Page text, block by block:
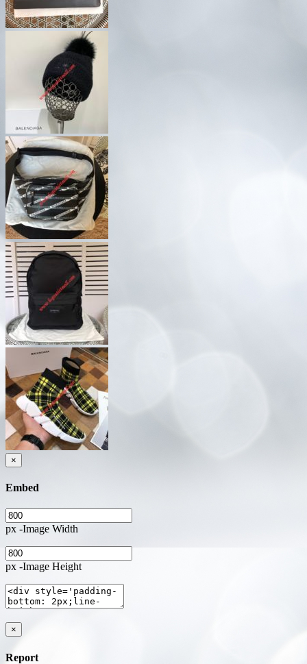
×
Embed
px -Image Width
px -Image Height
×
Report